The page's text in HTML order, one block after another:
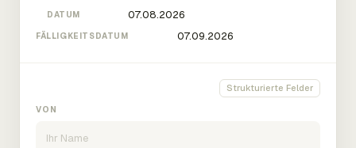
DATUM
FÄLLIGKEITSDATUM
Strukturierte Felder
VON